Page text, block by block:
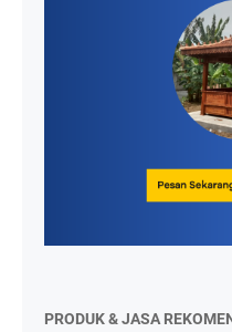
PRODUK & JASA